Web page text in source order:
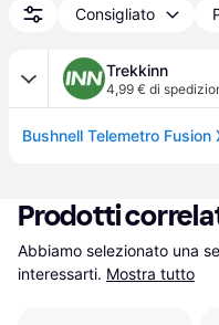
Consigliato
Trekkinn
4,99 € di
Prodotti
Abbiamo selezionato una
interessarti. Mostra tutto